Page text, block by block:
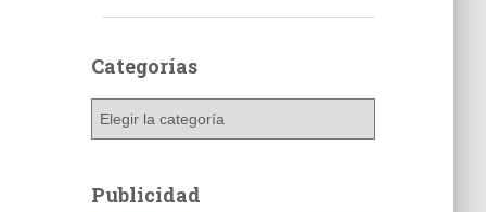
Categorías
g
Publicidad